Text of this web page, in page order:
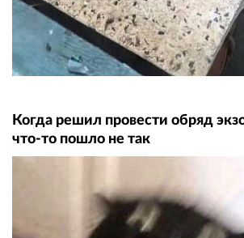
Когда решил провести обряд
что-то пошло не так